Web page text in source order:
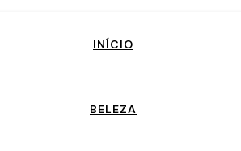
INÍCIO
BELEZA